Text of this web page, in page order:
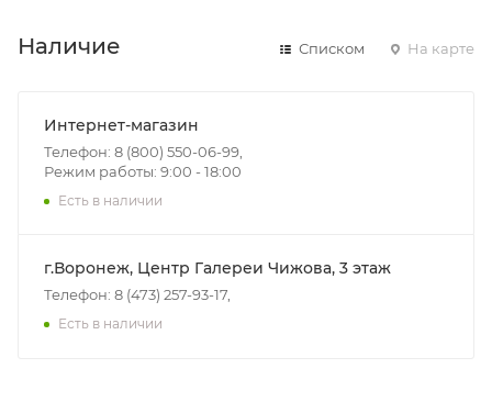
Наличие Списком На карте
Интернет-магазин
Телефон: 8 (800) 550-06-99,
Режим работы: 9:00 - 18:00
Есть в наличии
г.Воронеж, Центр Галереи Чижова, 3 этаж
Телефон: 8 (473) 257-93-17,
Есть в наличии